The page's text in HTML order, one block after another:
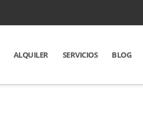
ALQUILER SERVICIOS BLOG